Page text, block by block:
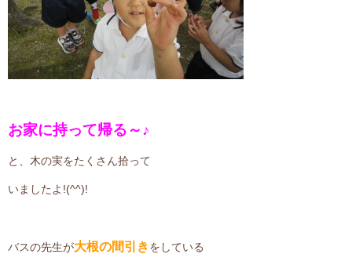
お家に持って帰る～♪
と、木の実をたくさん拾って
いましたよ!(^^)!
バスの先生が大根の間引きをしている